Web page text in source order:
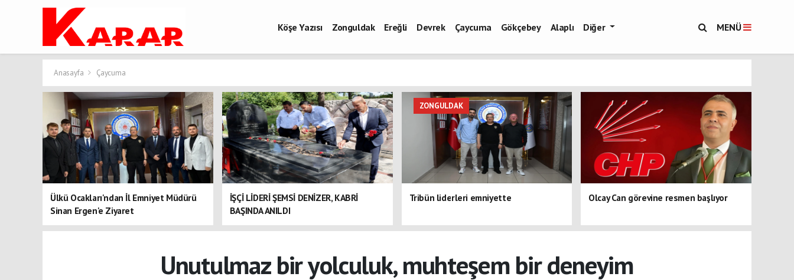
Köşe Yazısı Zonguldak Ereğli Devrek Çaycuma Gökçebey Alaplı Diğer MENÜ
Anasayfa Çaycuma
Ülkü Ocakları'ndan İl Emniyet Müdürü
Sinan Ergen'e Ziyaret
İŞÇİ LİDERİ ŞEMSİ DENİZER, KABRİ
BAŞINDA ANILDI
ZONGULDAK
Tribün liderleri emniyette Olcay Can görevine resmen başlıyor
Unutulmaz bir yolculuk, muhteşem bir deneyim